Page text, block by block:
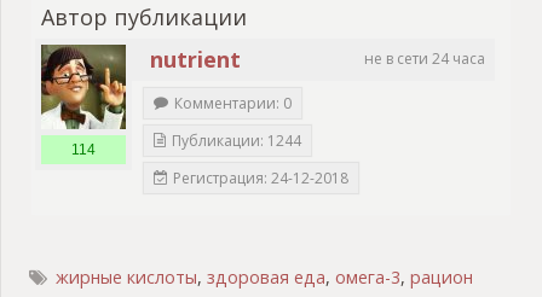
Автор публикации
не в сети 24 часа
nutrient
114
Комментарии: 0
Публикации: 1244
Регистрация: 24-12-2018
жирные кислоты,здоровая еда,омега-3,рацион